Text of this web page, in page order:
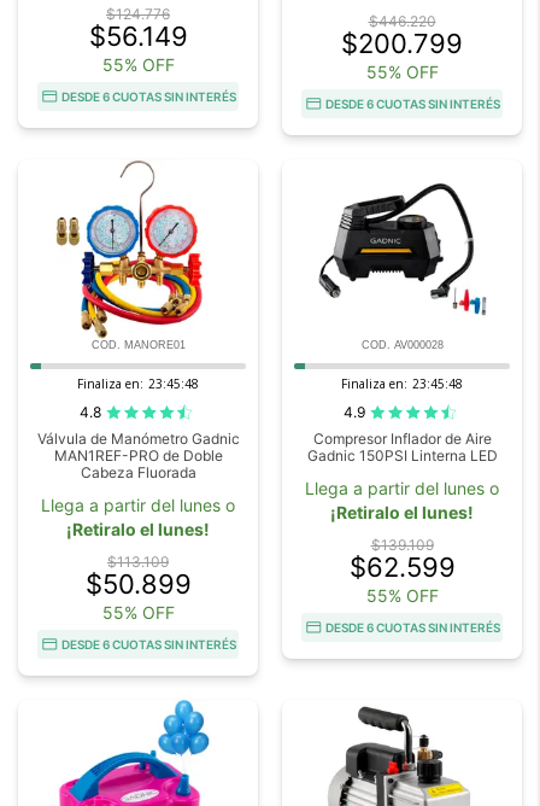
$124.776
$56.149
55% OFF
DESDE 6 CUOTAS SIN INTERÉS
$446.220
$200.799
55% OFF
DESDE 6 CUOTAS SIN INTERÉS
COD. MANORE01
Finaliza en: 23:45:47
4.8
Válvula de Manómetro Gadnic
MAN1REF-PRO de Doble
Cabeza Fluorada
Llega a partir del lunes o
¡Retiralo el lunes!
$113.109
$50.899
55% OFF
DESDE 6 CUOTAS SIN INTERÉS
COD. AV000028
Finaliza en: 23:45:47
4.9
Compresor Inflador de Aire
Gadnic 150PSI Linterna LED
Llega a partir del lunes o
¡Retiralo el lunes!
$139.109
$62.599
55% OFF
DESDE 6 CUOTAS SIN INTERÉS